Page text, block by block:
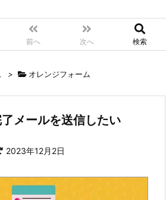
前へ 次へ 検索
> オレンジフォーム
メールを送信したい
2023年12月2日